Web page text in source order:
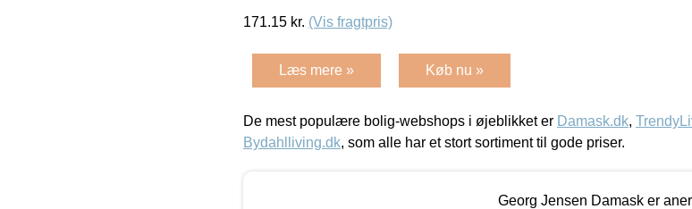
171.15 kr. (Vis fragtpris)
Læs mere » Køb nu »
De mest populære bolig-webshops i øjeblikket er Damask.dk,
Bydahlliving.dk, som alle har et stort sortiment til gode priser.
Georg Jensen Damask er